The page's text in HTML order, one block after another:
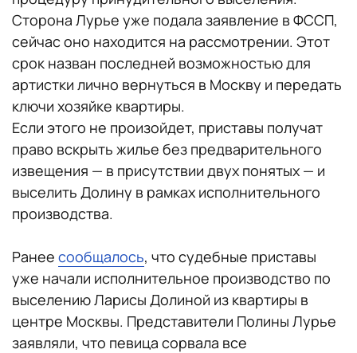
Сторона Лурье уже подала заявление в ФССП,
сейчас оно находится на рассмотрении. Этот
срок назван последней возможностью для
артистки лично вернуться в Москву и передать
ключи хозяйке квартиры.
Если этого не произойдет, приставы получат
право вскрыть жилье без предварительного
извещения — в присутствии двух понятых — и
выселить Долину в рамках исполнительного
производства.
Ранее сообщалось, что судебные приставы
уже начали исполнительное производство по
выселению Ларисы Долиной из квартиры в
центре Москвы. Представители Полины Лурье
заявляли, что певица сорвала все